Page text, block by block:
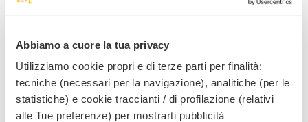
Abbiamo a cuore la tua privacy
Utilizziamo cookie propri e di terze parti per finalità:
tecniche (necessari per la navigazione), analitiche (per le
statistiche) e cookie traccianti / di profilazione (relativi
alle Tue preferenze) per mostrarti pubblicità
Lino delle Fate Eco Village Resort
Services family :
À partir de 115,00 €par nuit,
par adulte, en demi-pension